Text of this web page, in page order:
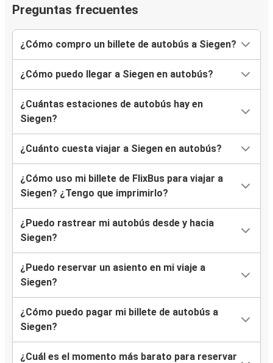
Preguntas frecuentes
¿Cómo compro un billete de autobús a Siegen?
¿Cómo puedo llegar a Siegen en autobús?
¿Cuántas estaciones de autobús hay en
Siegen?
¿Cuánto cuesta viajar a Siegen en autobús?
¿Cómo uso mi billete de FlixBus para viajar a
Siegen? ¿Tengo que imprimirlo?
¿Puedo rastrear mi autobús desde y hacia
Siegen?
¿Puedo reservar un asiento en mi viaje a
Siegen?
¿Cómo puedo pagar mi billete de autobús a
Siegen?
¿Cuál es el momento más barato para reservar